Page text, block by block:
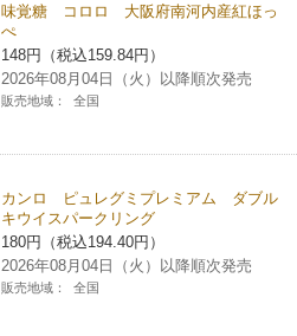
味覚糖 コロロ 大阪府南河内産紅ほっ
ぺ
148円（税込159.84円）
2026年08月04日（火）以降順次発売
販売地域： 全国
カンロ ピュレグミプレミアム ダブル
キウイスパークリング
180円（税込194.40円）
2026年08月04日（火）以降順次発売
販売地域： 全国